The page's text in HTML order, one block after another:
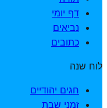
דף יומי
נביאים
כתובים
לוח שנה
חגים יהודיים
זמני שבת